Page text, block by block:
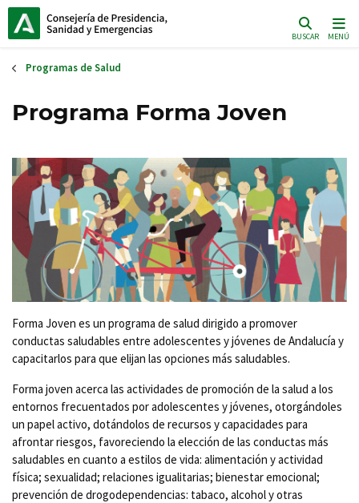
BUSCAR MENÚ
Programas de Salud
Programa Forma Joven
Forma Joven es un programa de salud dirigido a promover
conductas saludables entre adolescentes y jóvenes de Andalucía y
capacitarlos para que elijan las opciones más saludables.
Forma joven acerca las actividades de promoción de la salud a los
entornos frecuentados por adolescentes y jóvenes, otorgándoles
un papel activo, dotándolos de recursos y capacidades para
afrontar riesgos, favoreciendo la elección de las conductas más
saludables en cuanto a estilos de vida: alimentación y actividad
física; sexualidad; relaciones igualitarias; bienestar emocional;
prevención de drogodependencias: tabaco, alcohol y otras